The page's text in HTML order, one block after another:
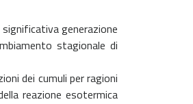
generazione
stagionale di
dei cumuli per ragioni
reazione esotermica